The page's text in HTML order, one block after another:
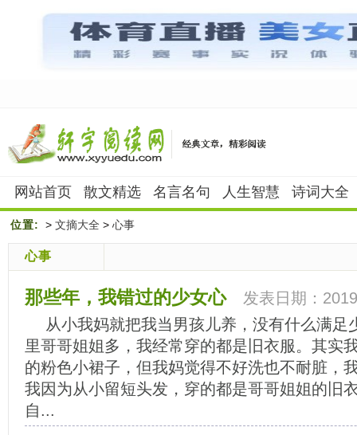
网站首页 散文精选 名言名句 人生智慧 诗词大全
位置: > 文摘大全 > 心事
心事
那些年，我错过的少女心
发表日期：
从小我妈就把我当男孩儿养，没有什么满足
里哥哥姐姐多，我经常穿的都是旧衣服。其实
的粉色小裙子，但我妈觉得不好洗也不耐脏，
我因为从小留短头发，穿的都是哥哥姐姐的旧
自...